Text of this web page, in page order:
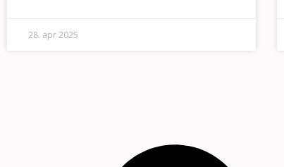
28. apr 2025